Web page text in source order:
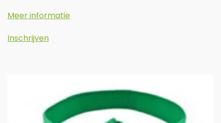
Meer informatie
Inschrijven